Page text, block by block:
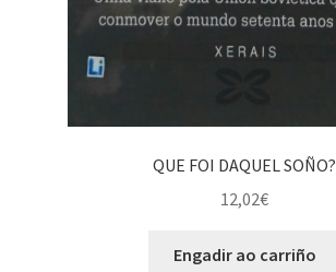
QUE FOI DAQUEL SOÑO?
12,02€
Engadir ao carriño